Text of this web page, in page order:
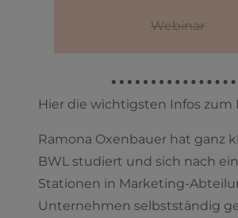
Webinar
Hier die wichtigsten Infos zum
Ramona Oxenbauer hat ganz
BWL studiert und sich nach
Stationen in Marketing-
Unternehmen selbstständig